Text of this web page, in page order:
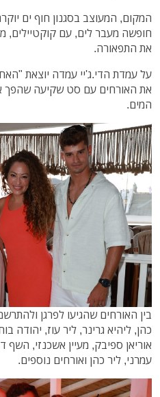
המקום, המעוצב בסגנון חוף ים
חופשה מעבר לים, עם קוקטיילים,
את התפאורה.
על עמדת הדי.ג'יי עמדה יוצאת
את האורחים עם סט שקיעה שהפך
המים.
בין האורחים שהגיעו לפרגן
כהן, ליהיא גרינר, ליר עוז, יהודה
אוריאן ספיבק, מעיין אשכנזי, השף
עמרני, ליר כהן ואורחים נוספים.